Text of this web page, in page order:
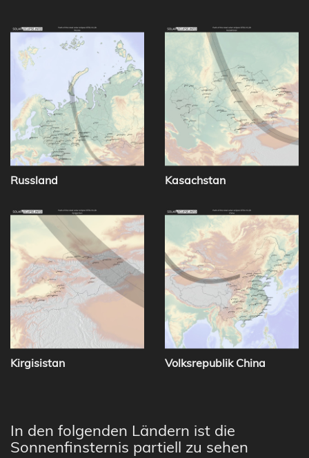
Russland Kasachstan
Kirgisistan Volksrepublik China
In den folgenden Ländern ist die
Sonnenfinsternis partiell zu sehen